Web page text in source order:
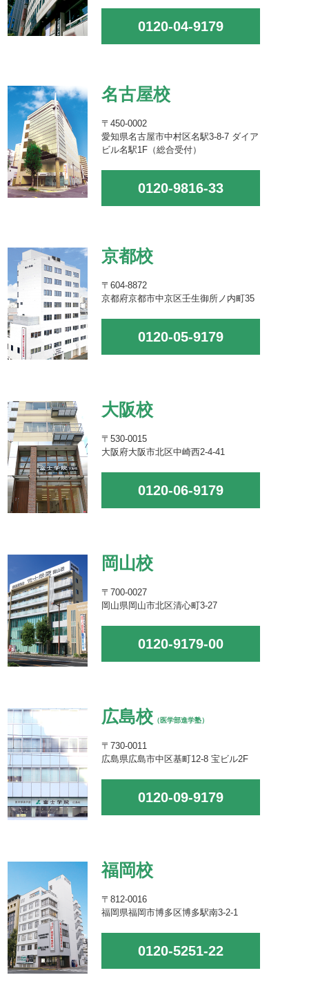
0120-04-9179
名古屋校
〒450-0002
愛知県名古屋市中村区名駅3-8-7 ダイア
ビル名駅1F（総合受付）
0120-9816-33
京都校
〒604-8872
京都府京都市中京区壬生御所ノ内町35
0120-05-9179
大阪校
〒530-0015
大阪府大阪市北区中崎西2-4-41
0120-06-9179
岡山校
〒700-0027
岡山県岡山市北区清心町3-27
0120-9179-00
広島校 （医学部進学塾）
〒730-0011
広島県広島市中区基町12-8 宝ビル2F
0120-09-9179
福岡校
〒812-0016
福岡県福岡市博多区博多駅南3-2-1
0120-5251-22